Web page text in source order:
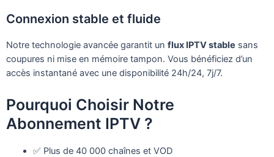
Connexion stable et fluide
Notre technologie avancée garantit un flux IPTV stable sans
coupures ni mise en mémoire tampon. Vous bénéficiez d’un
accès instantané avec une disponibilité 24h/24, 7j/7.
Pourquoi Choisir Notre
Abonnement IPTV ?
✅ Plus de 40 000 chaînes et VOD